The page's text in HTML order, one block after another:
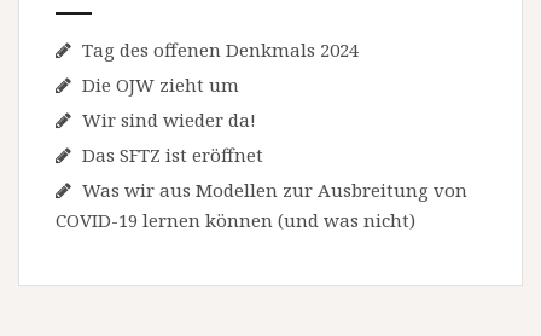
Tag des offenen Denkmals 2024
Die OJW zieht um
Wir sind wieder da!
Das SFTZ ist eröffnet
Was wir aus Modellen zur Ausbreitung von
COVID-19 lernen können (und was nicht)